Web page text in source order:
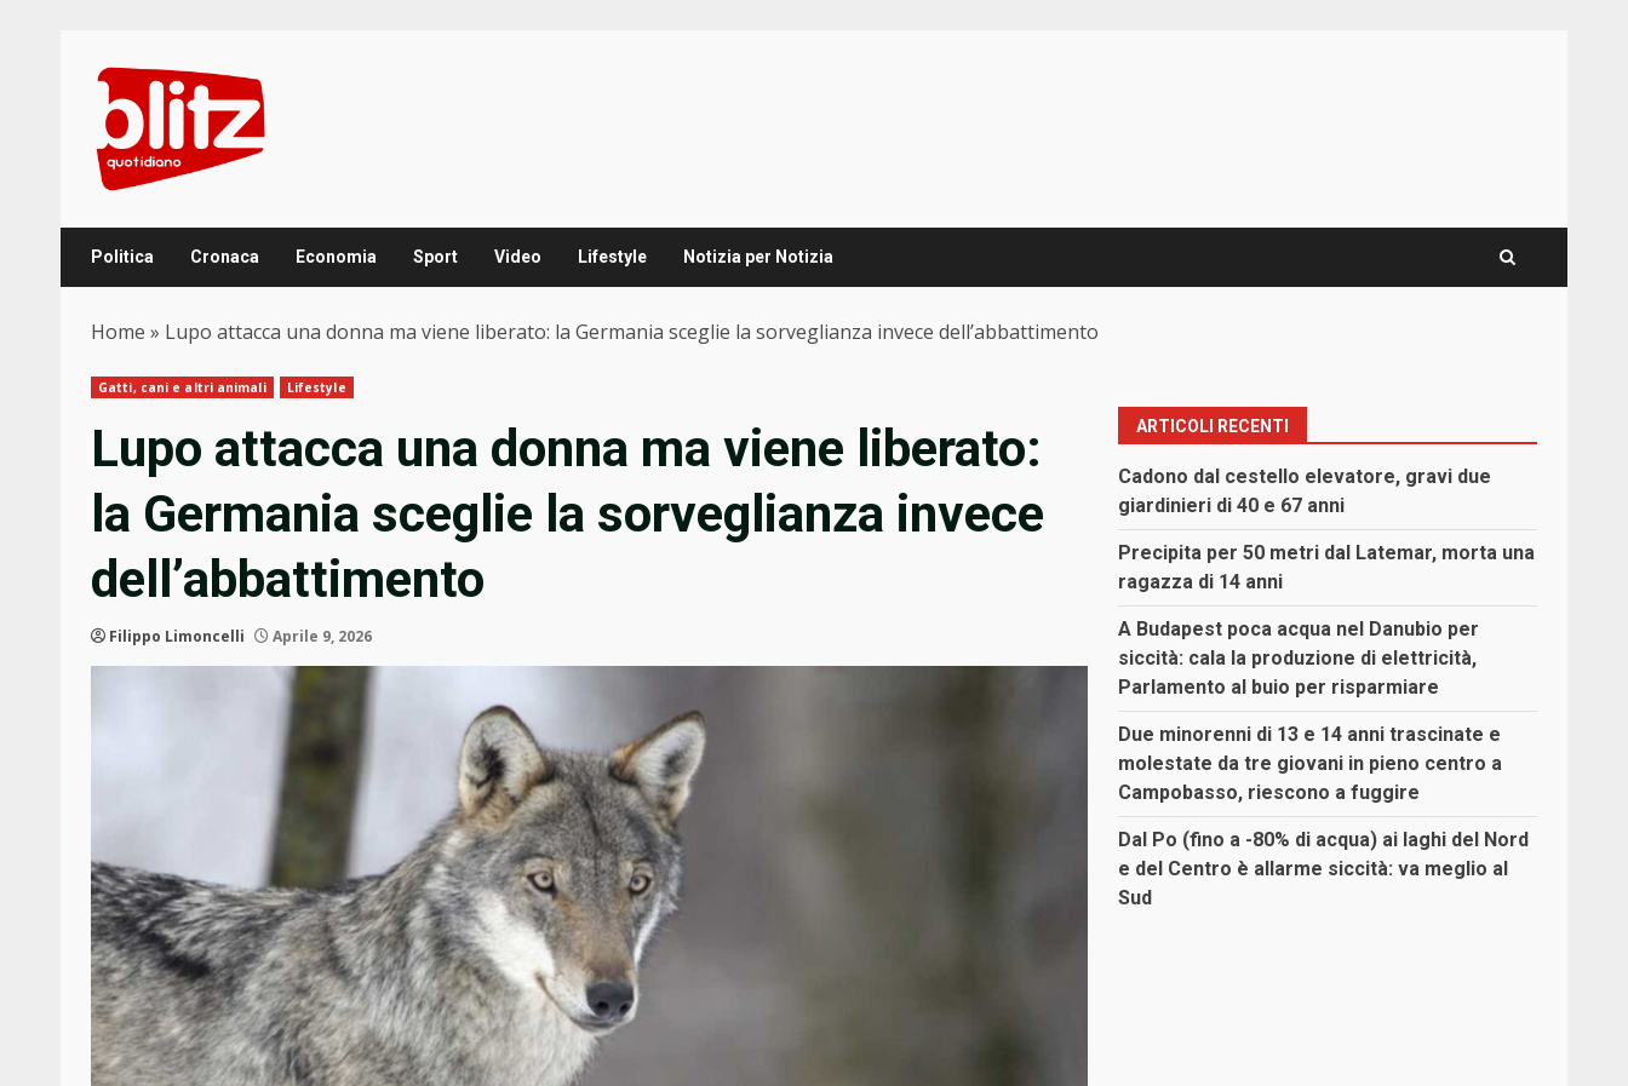
content
Politica Cronaca Economia Sport Video Lifestyle Notizia per Notizia
Home » Lupo attacca una donna ma viene liberato: la Germania sceglie la sorveglianza invece dell’abbattimento
Gatti, cani e altri animali Lifestyle
Lupo attacca una donna ma viene liberato:
la Germania sceglie la sorveglianza invece
dell’abbattimento
Filippo Limoncelli Aprile 9, 2026
ARTICOLI RECENTI
Cadono dal cestello elevatore, gravi due
giardinieri di 40 e 67 anni
Precipita per 50 metri dal Latemar, morta una
ragazza di 14 anni
A Budapest poca acqua nel Danubio per
siccità: cala la produzione di elettricità,
Parlamento al buio per risparmiare
Due minorenni di 13 e 14 anni trascinate e
molestate da tre giovani in pieno centro a
Campobasso, riescono a fuggire
Dal Po (fino a -80% di acqua) ai laghi del Nord
e del Centro è allarme siccità: va meglio al
Sud